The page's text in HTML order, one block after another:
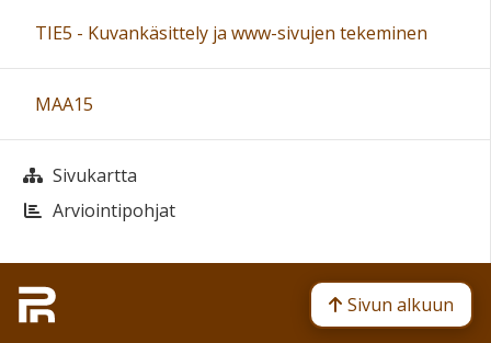
TIE5 - Kuvankäsittely ja www-sivujen tekeminen
MAA15
Sivukartta
Arviointipohjat
Sivun alkuun